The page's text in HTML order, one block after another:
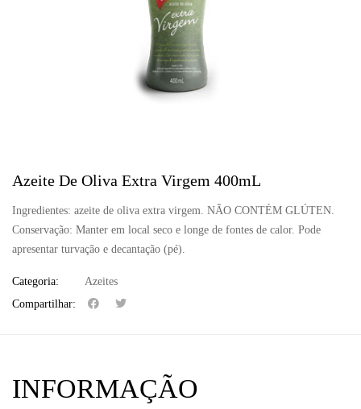
Azeite De Oliva Extra Virgem 400mL
Ingredientes: azeite de oliva extra virgem. NÃO CONTÉM GLÚTEN.
Conservação: Manter em local seco e longe de fontes de calor. Pode
apresentar turvação e decantação (pé).
Categoria:
Azeites
Compartilhar:
INFORMAÇÃO